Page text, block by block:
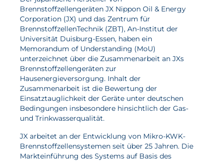
Unser Netzwerk
Forschung
Brennstoffzellen
Wasserstoff
Elektrolyse
Leistungen
Entwicklung
Herstellungsverfahren
Brennstoffzellengeräten JX Nippon Oil & Energy
Corporation (JX) und das Zentrum für
BrennstoffzellenTechnik (ZBT), An-Institut der
Universität Duisburg-Essen, haben ein
Memorandum of Understanding (MoU)
unterzeichnet über die Zusammenarbeit an JXs
Brennstoffzellengeräten zur
Hausenergieversorgung. Inhalt der
Zusammenarbeit ist die Bewertung der
Einsatztauglichkeit der Geräte unter deutschen
Bedingungen insbesondere hinsichtlich der Gas-
und Trinkwasserqualität.
JX arbeitet an der Entwicklung von Mikro-KWK-
Brennstoffzellensystemen seit über 25 Jahren. Die
Markteinführung des Systems auf Basis des